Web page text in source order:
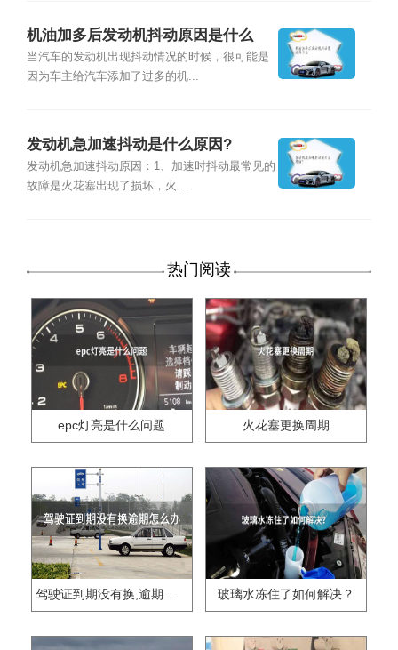
机油加多后发动机抖动原因是什么
当汽车的发动机出现抖动情况的时候，很可能是
因为车主给汽车添加了过多的机...
发动机急加速抖动是什么原因?
发动机急加速抖动原因：1、加速时抖动最常见的
故障是火花塞出现了损坏，火...
热门阅读
epc灯亮是什么问题 火花塞更换周期
驾驶证到期没有换,逾期怎么办?? 玻璃水冻住了如何解决？